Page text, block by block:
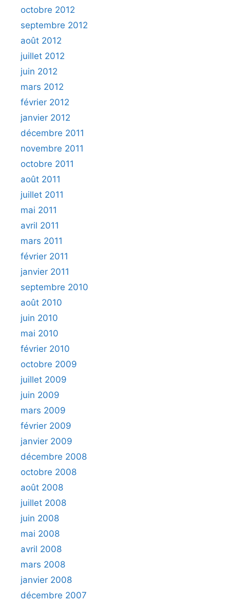
octobre 2012
septembre 2012
août 2012
juillet 2012
juin 2012
mars 2012
février 2012
janvier 2012
décembre 2011
novembre 2011
octobre 2011
août 2011
juillet 2011
mai 2011
avril 2011
mars 2011
février 2011
janvier 2011
septembre 2010
août 2010
juin 2010
mai 2010
février 2010
octobre 2009
juillet 2009
juin 2009
mars 2009
février 2009
janvier 2009
décembre 2008
octobre 2008
août 2008
juillet 2008
juin 2008
mai 2008
avril 2008
mars 2008
janvier 2008
décembre 2007